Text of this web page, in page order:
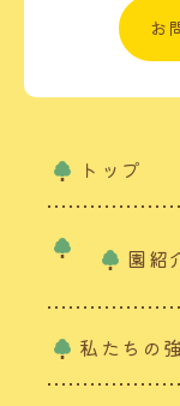
お
トップ
園紹
私たちの